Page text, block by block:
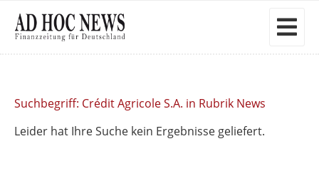
Suchbegriff: Crédit Agricole S.A. in Rubrik News
Leider hat Ihre Suche kein Ergebnisse geliefert.